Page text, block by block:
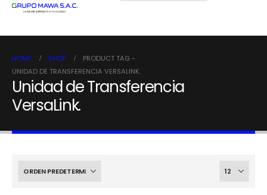
HOME SHOP
PRODUCT TAG -
UNIDAD DE TRANSFERENCIA VERSALINK.
Unidad de Transferencia
VersaLink.